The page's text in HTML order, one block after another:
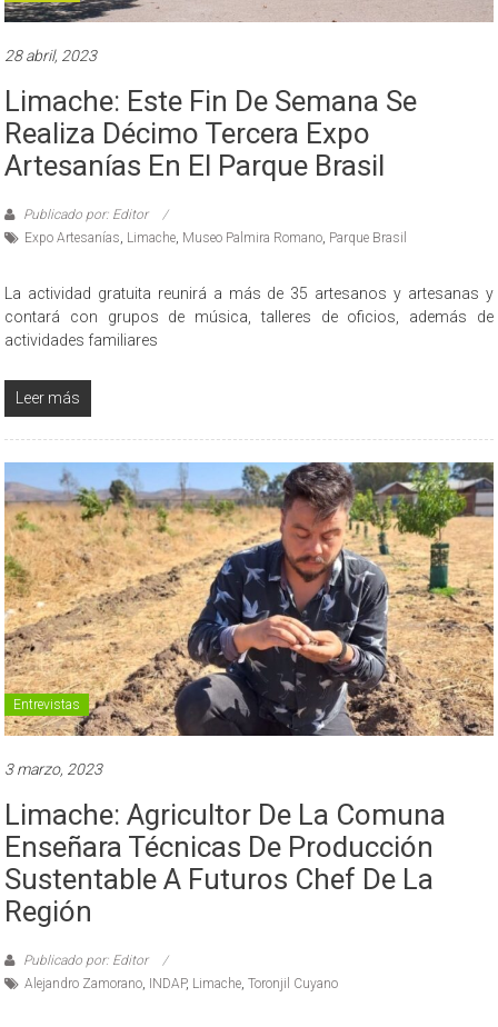
28 abril, 2023
Limache: Este Fin De Semana Se
Realiza Décimo Tercera Expo
Artesanías En El Parque Brasil
Publicado por: Editor
Expo Artesanías, Limache, Museo Palmira Romano, Parque Brasil
La actividad gratuita reunirá a más de 35 artesanos y artesanas y
contará con grupos de música, talleres de oficios, además de
actividades familiares
Leer más
Entrevistas
3 marzo, 2023
Limache: Agricultor De La Comuna
Enseñara Técnicas De Producción
Sustentable A Futuros Chef De La
Región
Publicado por: Editor
Alejandro Zamorano INDAP, Limache ,Toronjil Cuyano